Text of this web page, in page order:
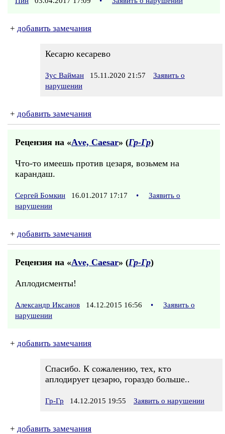
+ добавить замечания
Кесарю кесарево
Зус Вайман 15.11.2020 21:57
Заявить о
нарушении
+ добавить замечания
Рецензия на «Аve, Саеsаr» (Гр-Гр)
Что-то имеешь против цезаря, возьмем на
карандаш.
Сергей Бомкин 16.01.2017 17:17 •
Заявить о
нарушении
+ добавить замечания
Рецензия на «Аve, Саеsаr» (Гр-Гр)
Аплодисменты!
Александр Иксанов 14.12.2015 16:56 •
Заявить о
нарушении
+ добавить замечания
Спасибо. К сожалению, тех, кто
аплодирует цезарю, гораздо больше..
Гр-Гр 14.12.2015 19:55 Заявить о нарушении
+ добавить замечания